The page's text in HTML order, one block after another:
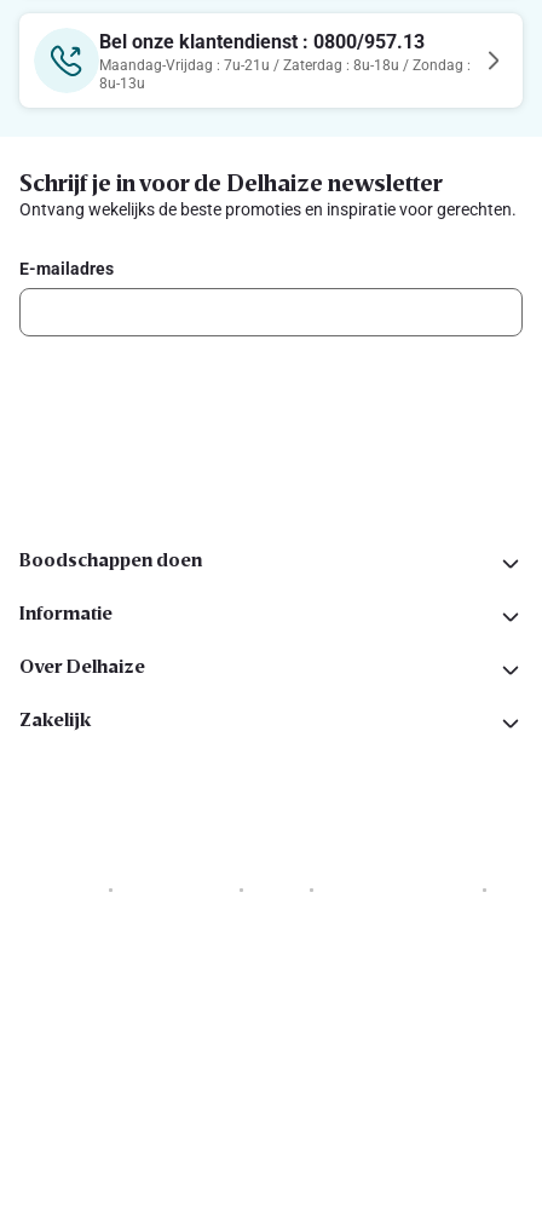
Bel onze klantendienst : 0800/957.13
Maandag-Vrijdag : 7u-21u / Zaterdag : 8u-18u / Zondag :
8u-13u
Schrijf je in voor de Delhaize newsletter
Ontvang wekelijks de beste promoties en inspiratie voor gerechten.
E-mailadres
Boodschappen doen
Informatie
Over Delhaize
Zakelijk